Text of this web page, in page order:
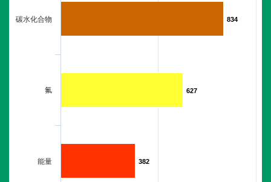
834
834
627
627
382
382
碳水化合物
氟
能量